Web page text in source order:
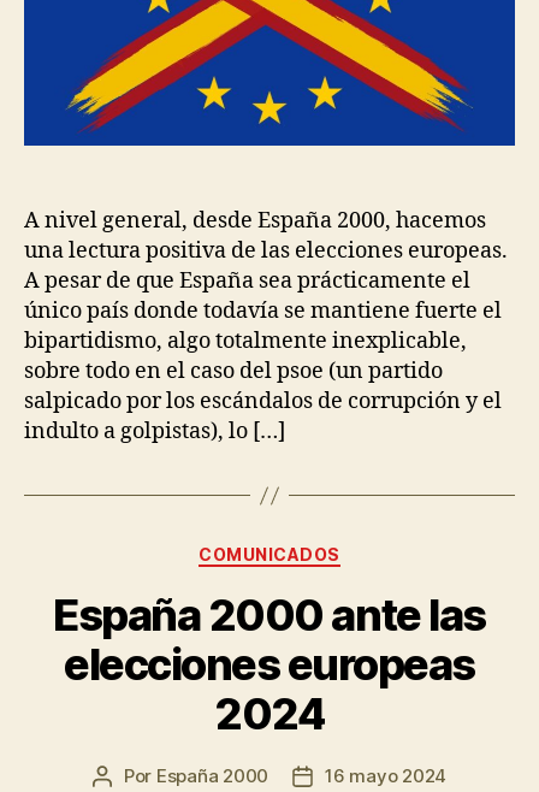
A nivel general, desde España 2000, hacemos
una lectura positiva de las elecciones europeas.
A pesar de que España sea prácticamente el
único país donde todavía se mantiene fuerte el
bipartidismo, algo totalmente inexplicable,
sobre todo en el caso del psoe (un partido
salpicado por los escándalos de corrupción y el
indulto a golpistas), lo […]
COMUNICADOS
España 2000 ante las
elecciones europeas
2024
Por España 2000 16 mayo 2024